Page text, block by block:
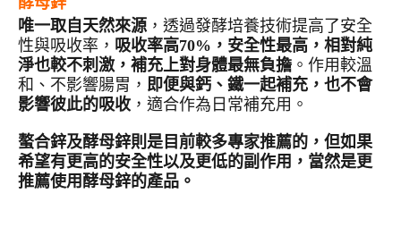
唯一取自天然來源 ，透過發酵培養技術提高了安全
性與吸收率， 吸收率高70% ，安全性最高，相對純
淨也較不刺激，補充上對身體最無負擔 。作用較溫
和、不影響腸胃， 即便與鈣、鐵一起補充，也不會
影響彼此的吸收 ，適合作為日常補充用。
螯合鋅及酵母鋅則是目前較多專家推薦的，但如果
希望有更高的安全性以及更低的副作用，當然是更
推薦使用酵母鋅的產品。